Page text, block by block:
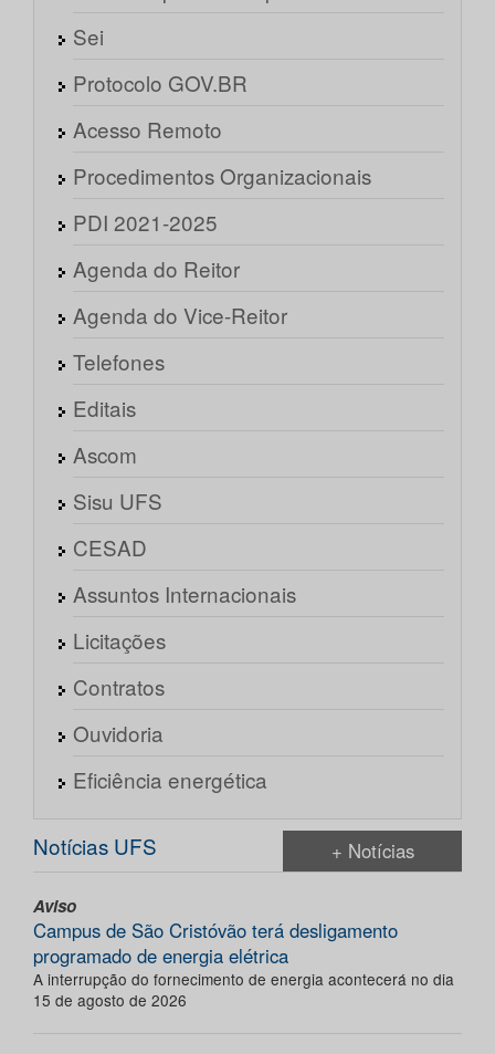
Sei
Protocolo GOV.BR
Acesso Remoto
Procedimentos Organizacionais
PDI 2021-2025
Agenda do Reitor
Agenda do Vice-Reitor
Telefones
Editais
Ascom
Sisu UFS
CESAD
Assuntos Internacionais
Licitações
Contratos
Ouvidoria
Eficiência energética
Notícias UFS + Notícias
Aviso
Campus de São Cristóvão terá desligamento
programado de energia elétrica
A interrupção do fornecimento de energia acontecerá no dia
15 de agosto de 2026